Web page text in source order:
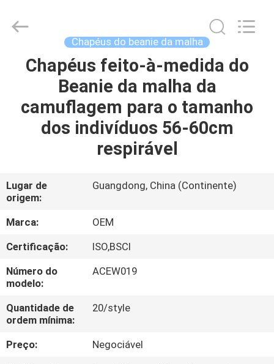
CASA
PRODUTOS
EXCURSÃO
DA
FÁBRICA
CONTROLE
DA
QUALIDADE
Manufacturing
Reserved.
Chapéus do beanie da malha
Chapéus feito-à-medida do
Beanie da malha da
camuflagem para o tamanho
dos indivíduos 56-60cm
respirável
Lugar de
origem:
Guangdong, China (Continente)
Marca:
OEM
Certificação:
ISO,BSCI
Número do
modelo:
ACEW019
Quantidade de
ordem mínima:
20/style
Preço:
Negociável